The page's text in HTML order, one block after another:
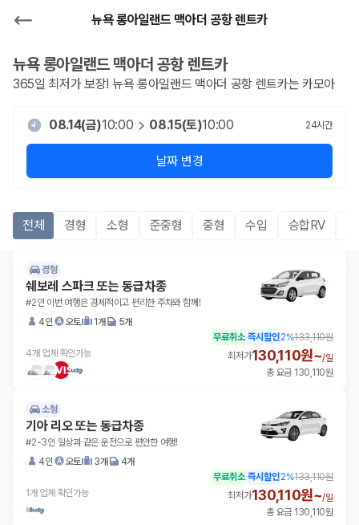
뉴욕 롱아일랜드 맥아더 공항 렌트카
뉴욕 롱아일랜드 맥아더 공항렌트카
365일 최저가 보장! 뉴욕 롱아일랜드 맥아더 공항 렌트카는 카모아
08.14(금)10:00 08.15(토)10:00 24시간
날짜 변경
전체 경형 소형 준중형 중형 수입 승합RV
경형
쉐보레 스파크 또는 동급차종
#2인 이번 여행은 경제적이고 편리한 주차와 함께!
4인
오토 1개 5개
4개 업체 확인가능
무료취소 즉시할인2%133,110원
최저가130,110원~/일
총 요금 130,110원
소형
기아 리오 또는 동급차종
#2-3인 일상과 같은 운전으로 편안한 여행!
4인
오토 3개 4개
1개 업체 확인가능
무료취소 즉시할인2%133,110원
최저가130,110원~/일
총 요금 130,110원